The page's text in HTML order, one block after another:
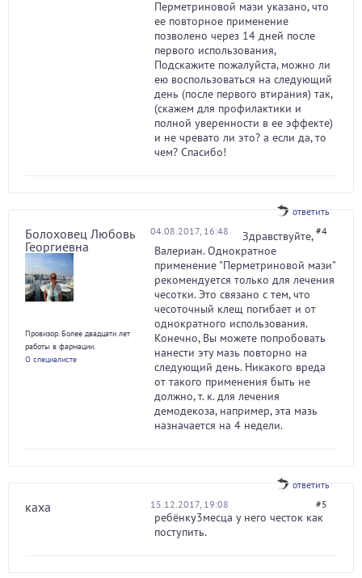
Перметриновой мази указано, что
ее повторное применение
позволено через 14 дней после
первого использования,
Подскажите пожалуйста, можно ли
ею воспользоваться на следующий
день (после первого втирания) так,
(скажем для профилактики и
полной уверенности в ее эффекте)
и не чревато ли это? а если да, то
чем? Спасибо!
ответить
Болоховец Любовь
Георгиевна
Провизор. Более двадцати лет
работы в фармации.
О специалисте
04.08.2017, 16:48 #4
Здравствуйте,
Валериан. Однократное
применение "Перметриновой мази"
рекомендуется только для лечения
чесотки. Это связано с тем, что
чесоточный клещ погибает и от
однократного использования.
Конечно, Вы можете попробовать
нанести эту мазь повторно на
следующий день. Никакого вреда
от такого применения быть не
должно, т. к. для лечения
демодекоза, например, эта мазь
назначается на 4 недели.
ответить
каха 15.12.2017, 19:08 #5
ребёнку3месца у него честок как
поступить.